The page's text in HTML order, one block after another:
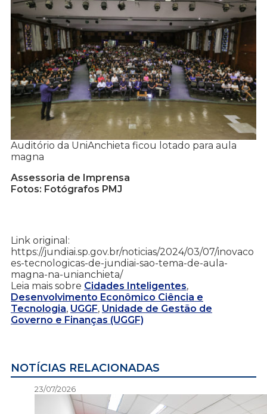
Auditório da UniAnchieta ficou lotado para aula
magna
Assessoria de Imprensa
Fotos: Fotógrafos PMJ
Link original:
https://jundiai.sp.gov.br/noticias/2024/03/07/inovaco
es-tecnologicas-de-jundiai-sao-tema-de-aula-
magna-na-unianchieta/
Leia mais sobre Cidades Inteligentes,
Desenvolvimento Econômico Ciência e
Tecnologia, UGGF, Unidade de Gestão de
Governo e Finanças (UGGF)
NOTÍCIAS RELACIONADAS
23/07/2026